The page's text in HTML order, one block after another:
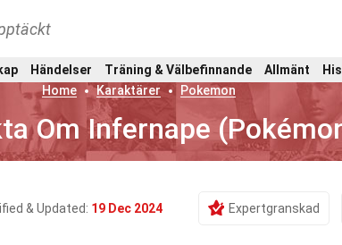
Händelser Träning & Välbefinnande Allmänt
Home
Karaktärer Pokemon
Om Infernape
& Updated: 19 Dec 2024 Expertgranskad